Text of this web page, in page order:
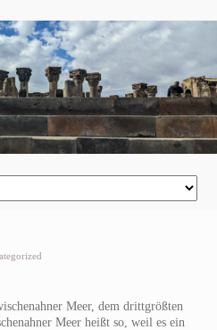
Meer, dem drittgrößten
Meer heißt so, weil es ein